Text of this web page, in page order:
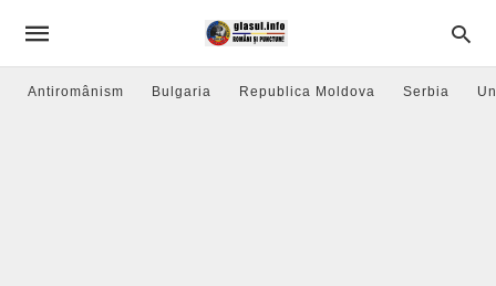
Antiromânism Bulgaria Republica Moldova Serbia